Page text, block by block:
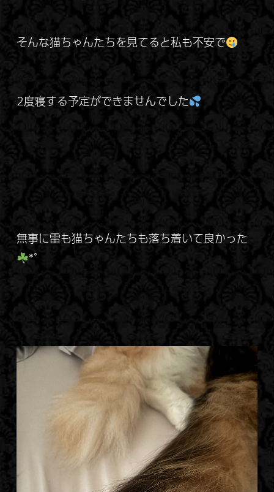
そんな猫ちゃんたちを見てると私も不安で
2度寝する予定ができませんでした
無事に雷も猫ちゃんたちも落ち着いて良かった
*゜